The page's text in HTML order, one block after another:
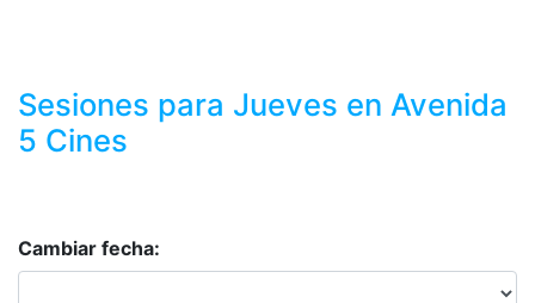
Sesiones para Jueves en Avenida
5 Cines
Cambiar fecha: